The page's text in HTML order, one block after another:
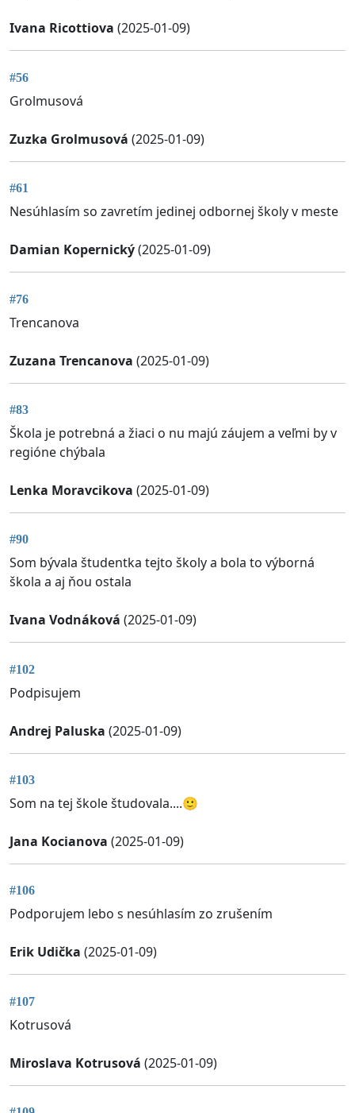
Ivana Ricottiova (2025-01-09)
#56
Grolmusová
Zuzka Grolmusová (2025-01-09)
#61
Nesúhlasím so zavretím jedinej odbornej školy v meste
Damian Kopernický(2025-01-09)
#76
Trencanova
Zuzana Trencanova (2025-01-09)
#83
Škola je potrebná a žiaci o nu majú záujem a veľmi by v
regióne chýbala
Lenka Moravcikova (2025-01-09)
#90
Som bývala študentka tejto školy a bola to výborná
škola a aj ňou ostala
Ivana Vodnáková (2025-01-09)
#102
Podpisujem
Andrej Paluska (2025-01-09)
#103
Som na tej škole študovala....🙂
Jana Kocianova (2025-01-09)
#106
Podporujem lebo s nesúhlasím zo zrušením
Erik Udička (2025-01-09)
#107
Kotrusová
Miroslava Kotrusová (2025-01-09)